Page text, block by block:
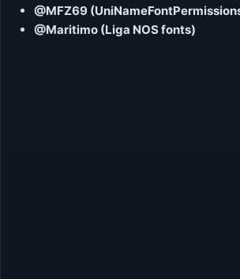
@MFZ69
@Maritimo (Liga NOS fonts)